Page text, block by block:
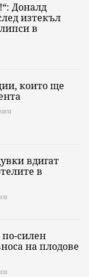
Доналд
изтекъл
в
които ще
вдигат
в
силен
на плодове